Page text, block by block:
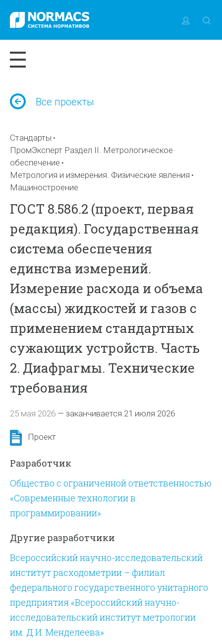
Все проекты
Стандарты
ПромЭксперт Раздел II. Метрологическое
обеспечение
Метрология и измерения. Физические явления
Машиностроение
ГОСТ 8.586.2 (проект, первая
редакция). Государственная
система обеспечения
единства измерений.
Измерение расхода и объема
(массы) жидкостей и газов с
применением стандартных
сужающих устройств. Часть
2. Диафрагмы. Технические
требования
25 мая 2026 —заканчивается 21 июля 2026
Проект
Разработчик
Общество с ограниченной ответственностью
«Современные технологии в
программировании»
Другие разработчики
Всероссийский научно-исследовательский
институт расходометрии – филиал
федерального государственного унитарного
предприятия «Всероссийский научно-
исследовательский институт метрологии
им. Д.И. Менделеева»